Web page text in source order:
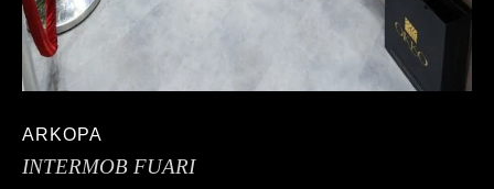
ARKOPA
INTERMOB FUARI